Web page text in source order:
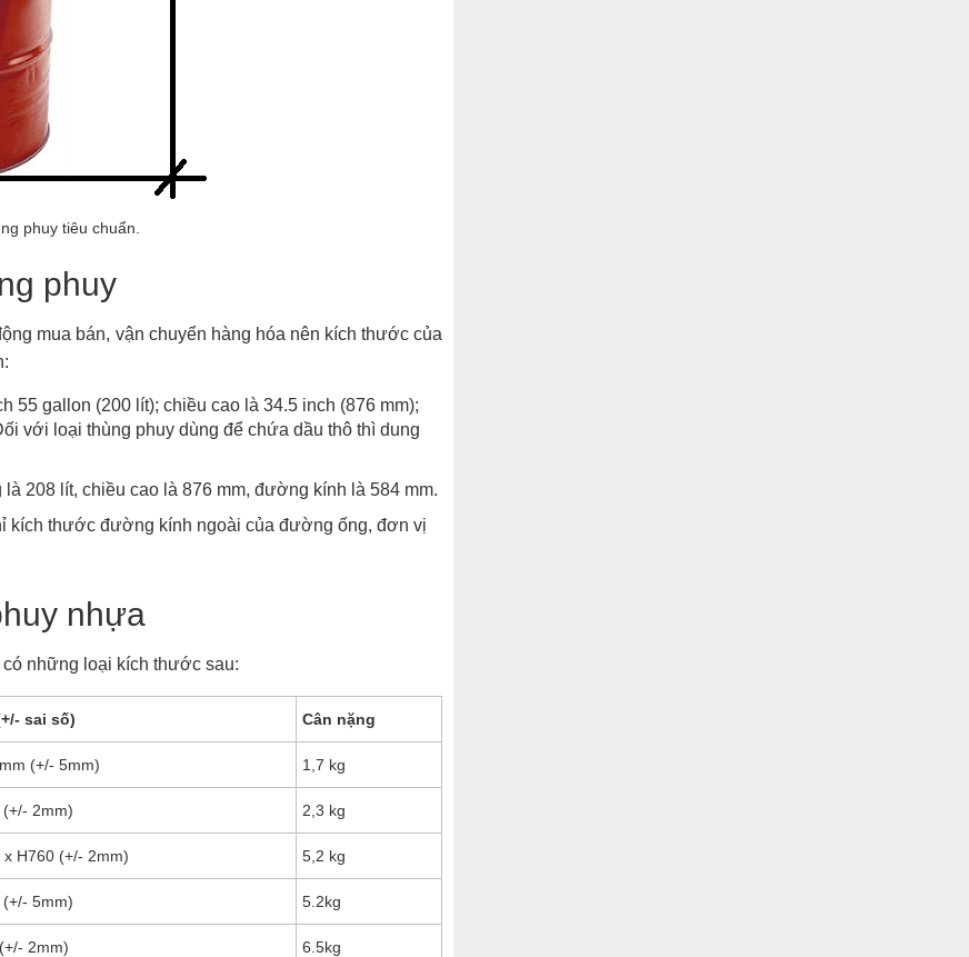
phuy tiêu chuẩn.
phuy
mua bán, vận chuyển hàng hóa nên kích thước của
55 gallon (200 lít); chiều cao là 34.5 inch (876 mm);
với loại thùng phuy dùng để chứa dầu thô thì dung
208 lít, chiều cao là 876 mm, đường kính là 584 mm.
kích thước đường kính ngoài của đường ống, đơn vị
nhựa
những loại kích thước sau:
sai số) Cân nặng
(+/- 5mm) 1,7 kg
2mm) 2,3 kg
H760 (+/- 2mm) 5,2 kg
5mm) 5.2kg
2mm) 6.5kg